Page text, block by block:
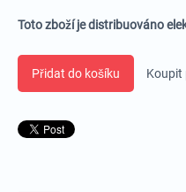
Toto zboží je distribuováno
Přidat do košíku Koupit